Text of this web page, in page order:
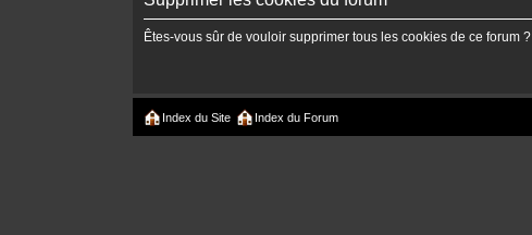
Êtes-vous sûr de vouloir supprimer tous les cookies de ce forum ?
Index du Site Index du Forum